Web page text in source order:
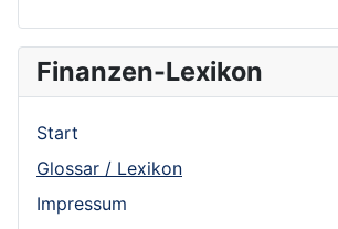
Finanzen-Lexikon
Start
Glossar / Lexikon
Impressum